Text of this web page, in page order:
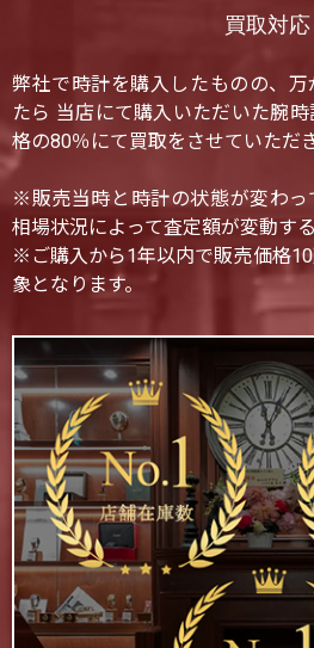
買取対応
弊社で時計を購入したものの、
たら 当店にて購入いただいた腕
格の80％にて買取をさせていただき
※販売当時と時計の状態が変わっ
相場状況によって査定額が変動す
※ご購入から1年以内で販売価格
象となります。